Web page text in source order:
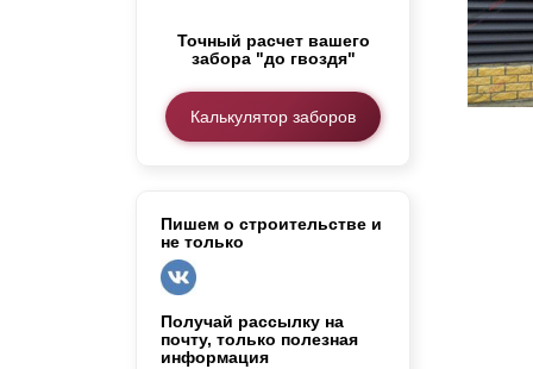
Элитные заборы для коттеджей
Забор на участок 10 соток
Заборы и ограждения для дома
Точный расчет вашего
забора "до гвоздя"
Калькулятор заборов
Пишем о строительстве и
не только
Получай рассылку на
почту, только полезная
информация